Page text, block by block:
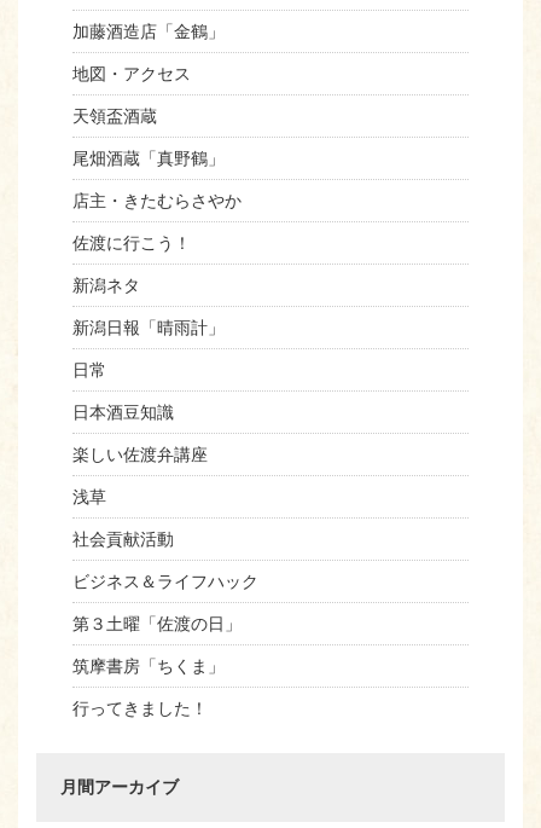
加藤酒造店「金鶴」
地図・アクセス
天領盃酒蔵
尾畑酒蔵「真野鶴」
店主・きたむらさやか
佐渡に行こう！
新潟ネタ
新潟日報「晴雨計」
日常
日本酒豆知識
楽しい佐渡弁講座
浅草
社会貢献活動
ビジネス＆ライフハック
第３土曜「佐渡の日」
筑摩書房「ちくま」
行ってきました！
月間アーカイブ